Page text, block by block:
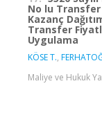
No lu Transfer
Kazanç
Transfer
Uygulama
KÖSE T.,
Maliye ve Hukuk